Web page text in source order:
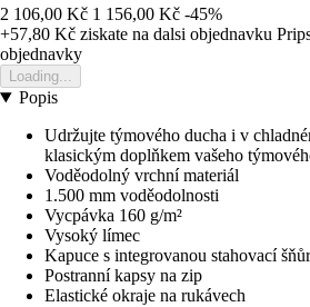
2 106,00 Kč 1 156,00 Kč -45%
+57,80 Kč ziskate na dalsi objednavku
objednavky
Loading...
Popis
Udržujte týmového ducha i v
klasickým doplňkem vašeho
Voděodolný vrchní materiál
1.500 mm voděodolnosti
Vycpávka 160 g/m²
Vysoký límec
Kapuce s integrovanou stahovací
Postranní kapsy na zip
Elastické okraje na rukávech